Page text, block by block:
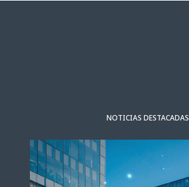
NOTICIAS DESTACADAS